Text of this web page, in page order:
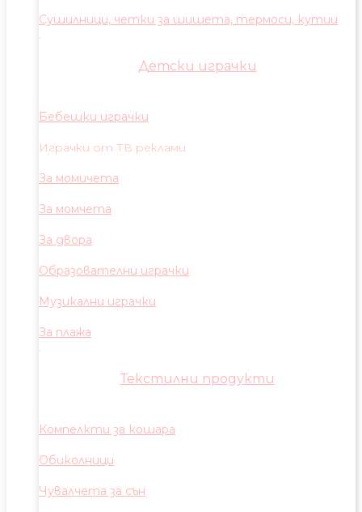
Сушилници, четки за шишета, термоси, кутии
Детски играчки
Бебешки играчки
Играчки от ТВ реклами
За момичета
За момчета
За двора
Образователни играчки
Музикални играчки
За плажа
Текстилни продукти
Компелкти за кошара
Обиколници
Чувалчета за сън